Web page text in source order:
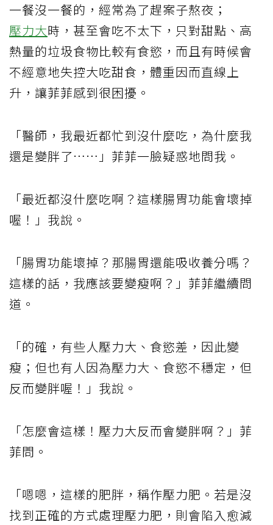
一餐沒一餐的，經常為了趕案子熬夜；
壓力大時，甚至會吃不太下，只對甜點、高
熱量的垃圾食物比較有食慾，而且有時候會
不經意地失控大吃甜食，體重因而直線上
升，讓菲菲感到很困擾。
「醫師，我最近都忙到沒什麼吃，為什麼我
還是變胖了……」菲菲一臉疑惑地問我。
「最近都沒什麼吃啊？這樣腸胃功能會壞掉
喔！」我說。
「腸胃功能壞掉？那腸胃還能吸收養分嗎？
這樣的話，我應該要變瘦啊？」菲菲繼續問
道。
「的確，有些人壓力大、食慾差，因此變
瘦；但也有人因為壓力大、食慾不穩定，但
反而變胖喔！」我說。
「怎麼會這樣！壓力大反而會變胖啊？」菲
菲問。
「嗯嗯，這樣的肥胖，稱作壓力肥。若是沒
找到正確的方式處理壓力肥，則會陷入愈減